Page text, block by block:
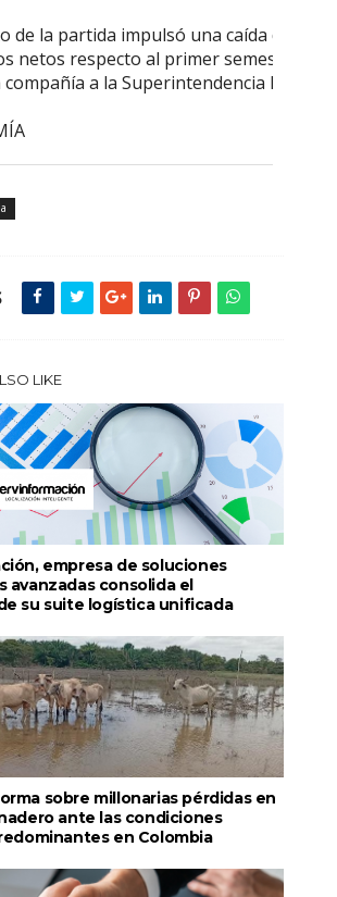
de la partida impulsó una caída de
netos respecto al primer semestre del
compañía a la Superintendencia
LIKE
empresa de soluciones
avanzadas consolida el
su suite logística unificada
sobre millonarias pérdidas en
ante las condiciones
en Colombia